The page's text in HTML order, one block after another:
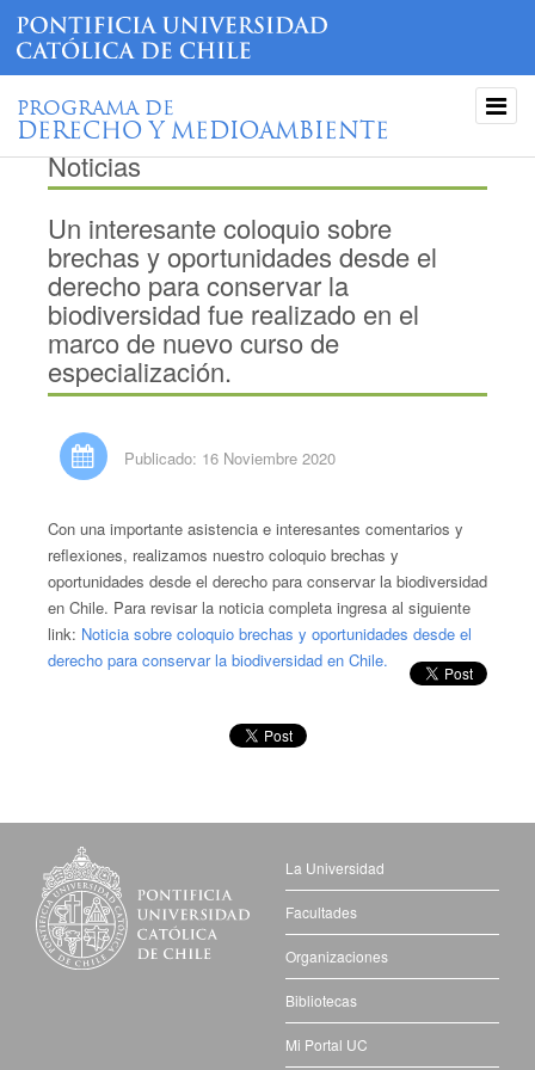
PROGRAMA DE
DERECHO Y MEDIOAMBIENTE
Noticias
Un interesante coloquio sobre
brechas y oportunidades desde el
derecho para conservar la
biodiversidad fue realizado en el
marco de nuevo curso de
especialización.
Publicado: 16 Noviembre 2020
Con una importante asistencia e interesantes comentarios y
reflexiones, realizamos nuestro coloquio brechas y
oportunidades desde el derecho para conservar la biodiversidad
en Chile. Para revisar la noticia completa ingresa al siguiente
link: Noticia sobre coloquio brechas y oportunidades desde el
derecho para conservar la biodiversidad en Chile.
La Universidad
Facultades
Organizaciones
Bibliotecas
Mi Portal UC